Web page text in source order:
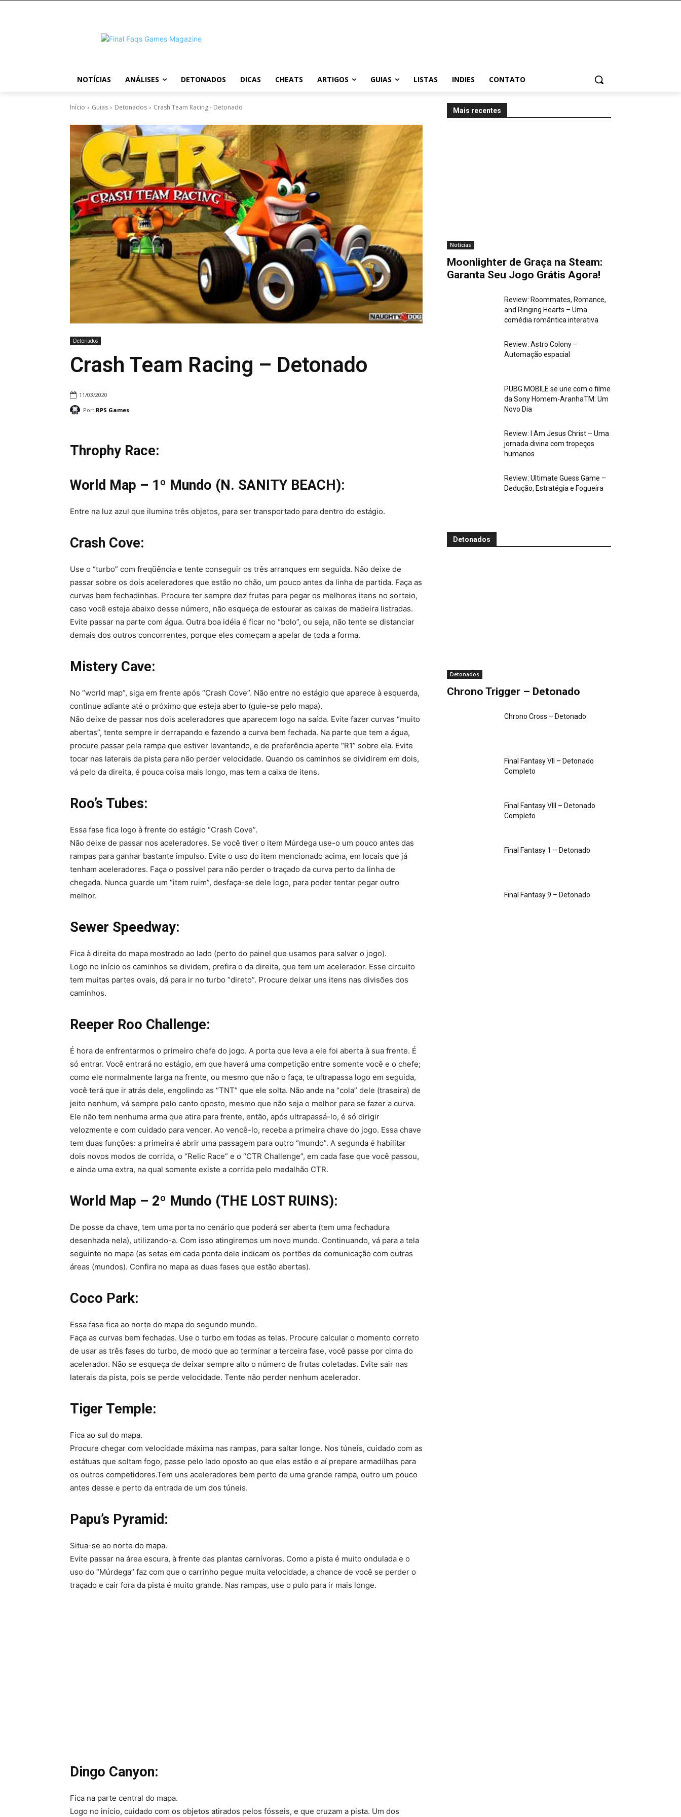
NOTÍCIAS ANÁLISES DETONADOS DICAS CHEATS ARTIGOS GUIAS LISTAS INDIES CONTATO
Início Guias Detonados Crash Team Racing - Detonado
Detonados
Crash Team Racing – Detonado
11/03/2020
Por: RPS Games
Throphy Race:
World Map – 1º Mundo (N. SANITY BEACH):
Entre na luz azul que ilumina três objetos, para ser transportado para dentro do estágio.
Crash Cove:
Use o “turbo” com freqüência e tente conseguir os três arranques em seguida. Não deixe de
passar sobre os dois aceleradores que estão no chão, um pouco antes da linha de partida. Faça as
curvas bem fechadinhas. Procure ter sempre dez frutas para pegar os melhores itens no sorteio,
caso você esteja abaixo desse número, não esqueça de estourar as caixas de madeira listradas.
Evite passar na parte com água. Outra boa idéia é ficar no “bolo”, ou seja, não tente se distanciar
demais dos outros concorrentes, porque eles começam a apelar de toda a forma.
Mistery Cave:
No “world map”, siga em frente após “Crash Cove”. Não entre no estágio que aparece à esquerda,
continue adiante até o próximo que esteja aberto (guie-se pelo mapa).
Não deixe de passar nos dois aceleradores que aparecem logo na saída. Evite fazer curvas “muito
abertas”, tente sempre ir derrapando e fazendo a curva bem fechada. Na parte que tem a água,
procure passar pela rampa que estiver levantando, e de preferência aperte “R1” sobre ela. Evite
tocar nas laterais da pista para não perder velocidade. Quando os caminhos se dividirem em dois,
vá pelo da direita, é pouca coisa mais longo, mas tem a caixa de itens.
Roo’s Tubes:
Essa fase fica logo à frente do estágio “Crash Cove”.
Não deixe de passar nos aceleradores. Se você tiver o item Múrdega use-o um pouco antes das
rampas para ganhar bastante impulso. Evite o uso do item mencionado acima, em locais que já
tenham aceleradores. Faça o possível para não perder o traçado da curva perto da linha de
chegada. Nunca guarde um “item ruim”, desfaça-se dele logo, para poder tentar pegar outro
melhor.
Sewer Speedway:
Fica à direita do mapa mostrado ao lado (perto do painel que usamos para salvar o jogo).
Logo no início os caminhos se dividem, prefira o da direita, que tem um acelerador. Esse circuito
tem muitas partes ovais, dá para ir no turbo “direto”. Procure deixar uns itens nas divisões dos
caminhos.
Reeper Roo Challenge:
É hora de enfrentarmos o primeiro chefe do jogo. A porta que leva a ele foi aberta à sua frente. É
só entrar. Você entrará no estágio, em que haverá uma competição entre somente você e o chefe;
como ele normalmente larga na frente, ou mesmo que não o faça, te ultrapassa logo em seguida,
você terá que ir atrás dele, engolindo as “TNT” que ele solta. Não ande na “cola” dele (traseira) de
jeito nenhum, vá sempre pelo canto oposto, mesmo que não seja o melhor para se fazer a curva.
Ele não tem nenhuma arma que atira para frente, então, após ultrapassá-lo, é só dirigir
velozmente e com cuidado para vencer. Ao vencê-lo, receba a primeira chave do jogo. Essa chave
tem duas funções: a primeira é abrir uma passagem para outro “mundo”. A segunda é habilitar
dois novos modos de corrida, o “Relic Race” e o “CTR Challenge”, em cada fase que você passou,
e ainda uma extra, na qual somente existe a corrida pelo medalhão CTR.
World Map – 2º Mundo (THE LOST RUINS):
De posse da chave, tem uma porta no cenário que poderá ser aberta (tem uma fechadura
desenhada nela), utilizando-a. Com isso atingiremos um novo mundo. Continuando, vá para a tela
seguinte no mapa (as setas em cada ponta dele indicam os portões de comunicação com outras
áreas (mundos). Confira no mapa as duas fases que estão abertas).
Coco Park:
Essa fase fica ao norte do mapa do segundo mundo.
Faça as curvas bem fechadas. Use o turbo em todas as telas. Procure calcular o momento correto
de usar as três fases do turbo, de modo que ao terminar a terceira fase, você passe por cima do
acelerador. Não se esqueça de deixar sempre alto o número de frutas coletadas. Evite sair nas
laterais da pista, pois se perde velocidade. Tente não perder nenhum acelerador.
Tiger Temple:
Fica ao sul do mapa.
Procure chegar com velocidade máxima nas rampas, para saltar longe. Nos túneis, cuidado com as
estátuas que soltam fogo, passe pelo lado oposto ao que elas estão e aí prepare armadilhas para
os outros competidores.Tem uns aceleradores bem perto de uma grande rampa, outro um pouco
antes desse e perto da entrada de um dos túneis.
Papu’s Pyramid:
Situa-se ao norte do mapa.
Evite passar na área escura, à frente das plantas carnívoras. Como a pista é muito ondulada e o
uso do “Múrdega” faz com que o carrinho pegue muita velocidade, a chance de você se perder o
traçado e cair fora da pista é muito grande. Nas rampas, use o pulo para ir mais longe.
Dingo Canyon:
Fica na parte central do mapa.
Logo no início, cuidado com os objetos atirados pelos fósseis, e que cruzam a pista. Um dos
Mais recentes
Notícias
Moonlighter de Graça na Steam:
Garanta Seu Jogo Grátis Agora!
Review: Roommates, Romance,
and Ringing Hearts – Uma
comédia romântica interativa
Review: Astro Colony –
Automação espacial
PUBG MOBILE se une com o filme
da Sony Homem-AranhaTM: Um
Novo Dia
Review: I Am Jesus Christ – Uma
jornada divina com tropeços
humanos
Review: Ultimate Guess Game –
Dedução, Estratégia e Fogueira
Detonados
Detonados
Chrono Trigger – Detonado
Chrono Cross – Detonado
Final Fantasy VII – Detonado
Completo
Final Fantasy VIII – Detonado
Completo
Final Fantasy 1 – Detonado
Final Fantasy 9 – Detonado